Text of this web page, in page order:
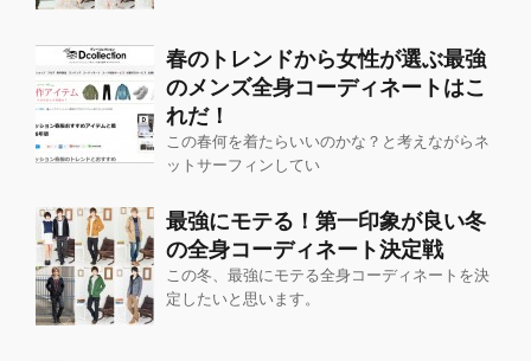
春のトレンドから女性が選ぶ最強
のメンズ全身コーディネートはこ
れだ！
この春何を着たらいいのかな？と考えながらネ
ットサーフィンしてい
最強にモテる！第一印象が良い冬
の全身コーディネート決定戦
この冬、最強にモテる全身コーディネートを決
定したいと思います。